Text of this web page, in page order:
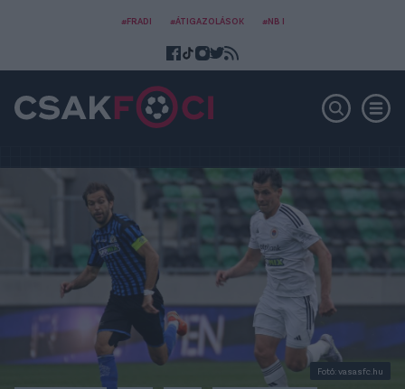
#FRADI #ÁTIGAZOLÁSOK #NB I
Fotó: vasasfc.hu